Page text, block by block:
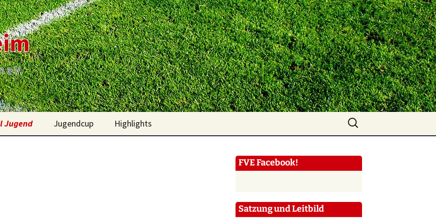
e.V.
Jugend Jugendcup Highlights
Suchen
nach:
FVE Facebook!
Satzung und Leitbild